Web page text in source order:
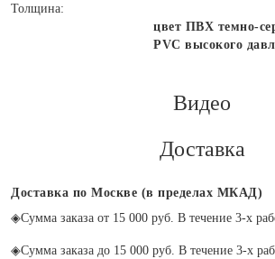
Толщина:
цвет ПВХ темно-
PVC высокого
Видео
Доставка
Доставка по Москве (в пределах МКАД)
◈Сумма заказа от 15 000 руб. В течение 3-х
◈Сумма заказа до 15 000 руб. В течение 3-х